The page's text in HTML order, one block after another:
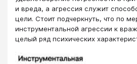
и вреда, а агрессия служит
цели. Стоит подчеркнуть, что по
инструментальной агрессии к
целый ряд психических